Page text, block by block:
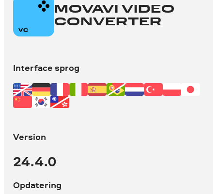
Tilføj dine lyd- eller billedfiler i
Vælg det format, som du vil
konvertere dine filer til.
MOVAVI VIDEO
CONVERTER
Interface sprog
Version
24.4.0
Opdatering